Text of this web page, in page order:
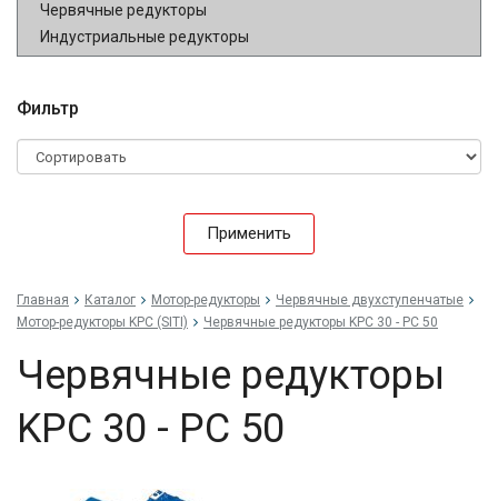
Червячные редукторы
Индустриальные редукторы
Фильтр
Применить
Главная Каталог Мотор-редукторы
Червячные двухступенчатые
Мотор-редукторы KPC (SITI)
Червячные редукторы KPC 30 - PC 50
Червячные редукторы
KPC 30 - PC 50